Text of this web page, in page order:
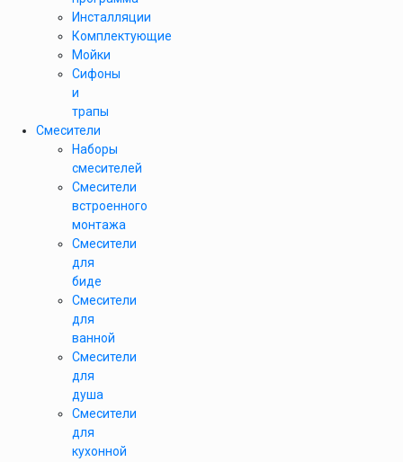
Инсталляции
Комплектующие
Мойки
Сифоны
и
трапы
Смесители
Наборы
смесителей
Смесители
встроенного
монтажа
Смесители
для
биде
Смесители
для
ванной
Смесители
для
душа
Смесители
для
кухонной